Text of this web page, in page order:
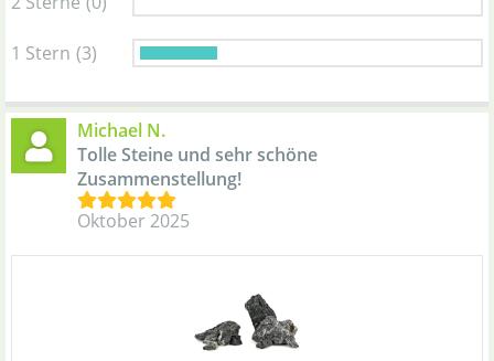
1 Stern (3)
Michael N.
Tolle Steine und sehr schöne
Zusammenstellung!
Oktober 2025